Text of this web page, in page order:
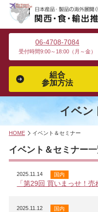
06-4708-7084
受付時間9:00～18:00（月～金）
組合
参加方法
イベン
HOME イベント＆セミナー
イベント＆セミナー
2025.11.14 国内
「第29回 買いまっせ！
2025.11.12 国内